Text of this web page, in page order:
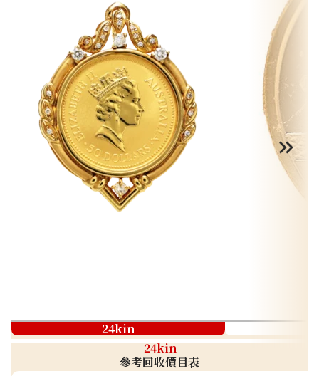
24kin
24kin
參考回收價目表